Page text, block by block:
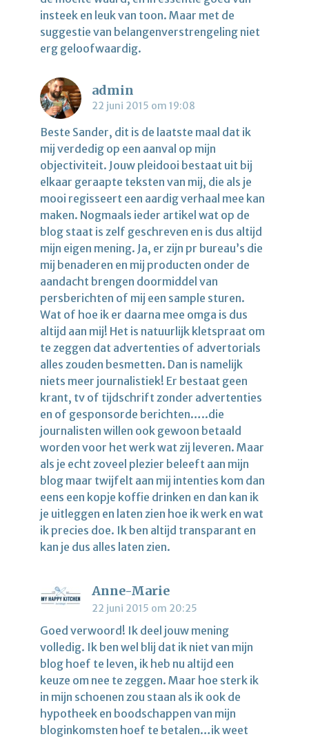
insteek en leuk van toon. Maar met de
suggestie van belangenverstrengeling niet
erg geloofwaardig.
admin
22 juni 2015 om 19:08
Beste Sander, dit is de laatste maal dat ik
mij verdedig op een aanval op mijn
objectiviteit. Jouw pleidooi bestaat uit bij
elkaar geraapte teksten van mij, die als je
mooi regisseert een aardig verhaal mee kan
maken. Nogmaals ieder artikel wat op de
blog staat is zelf geschreven en is dus altijd
mijn eigen mening. Ja, er zijn pr bureau’s die
mij benaderen en mij producten onder de
aandacht brengen doormiddel van
persberichten of mij een sample sturen.
Wat of hoe ik er daarna mee omga is dus
altijd aan mij! Het is natuurlijk kletspraat om
te zeggen dat advertenties of advertorials
alles zouden besmetten. Dan is namelijk
niets meer journalistiek! Er bestaat geen
krant, tv of tijdschrift zonder advertenties
en of gesponsorde berichten…..die
journalisten willen ook gewoon betaald
worden voor het werk wat zij leveren. Maar
als je echt zoveel plezier beleeft aan mijn
blog maar twijfelt aan mij intenties kom dan
eens een kopje koffie drinken en dan kan ik
je uitleggen en laten zien hoe ik werk en wat
ik precies doe. Ik ben altijd transparant en
kan je dus alles laten zien.
Anne-Marie
22 juni 2015 om 20:25
Goed verwoord! Ik deel jouw mening
volledig. Ik ben wel blij dat ik niet van mijn
blog hoef te leven, ik heb nu altijd een
keuze om nee te zeggen. Maar hoe sterk ik
in mijn schoenen zou staan als ik ook de
hypotheek en boodschappen van mijn
bloginkomsten hoef te betalen…ik weet